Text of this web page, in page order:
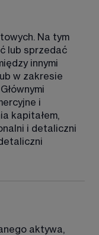
Na tym
lub sprzedać
innymi
w zakresie
i
kapitałem,
i detaliczni
aktywa,